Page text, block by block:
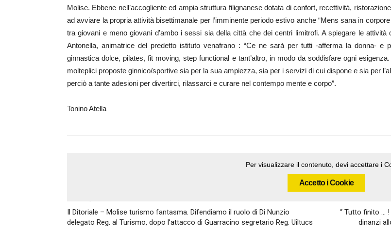
Molise. Ebbene nell’accogliente ed ampia struttura filignanese dotata di confort, recettività,
ad avviare la propria attività bisettimanale per l’imminente periodo estivo anche “Mens sana in
tra giovani e meno giovani d’ambo i sessi sia della città che dei centri limitrofi. A spiegare le
Antonella, animatrice del predetto istituto venafrano : “Ce ne sarà per tutti -afferma la donna- e
ginnastica dolce, pilates, fit moving, step functional e tant’altro, in modo da soddisfare ogni
molteplici proposte ginnico/sportive sia per la sua ampiezza, sia per i servizi di cui dispone e sia per
perciò a tante adesioni per divertirci, rilassarci e curare nel contempo mente e corpo”.
Tonino Atella
Per visualizzare il contenuto, devi accettare i
Accetto i Cookie
Il Ditoriale – Molise turismo fantasma. Difendiamo il ruolo di Di Nunzio
delegato Reg. al Turismo, dopo l’attacco di Guarracino segretario Reg. Uiltucs
“ Tutto finito …
dinanzi